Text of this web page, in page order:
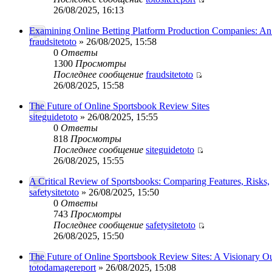
26/08/2025, 16:13
Examining Online Betting Platform Production Companies:
fraudsitetoto » 26/08/2025, 15:58
0 Ответы
1300 Просмотры
Последнее сообщение fraudsitetoto
26/08/2025, 15:58
The Future of Online Sportsbook Review Sites
siteguidetoto » 26/08/2025, 15:55
0 Ответы
818 Просмотры
Последнее сообщение siteguidetoto
26/08/2025, 15:55
A Critical Review of Sportsbooks: Comparing Features, Risks,
safetysitetoto » 26/08/2025, 15:50
0 Ответы
743 Просмотры
Последнее сообщение safetysitetoto
26/08/2025, 15:50
The Future of Online Sportsbook Review Sites: A Visionary
totodamagereport » 26/08/2025, 15:08